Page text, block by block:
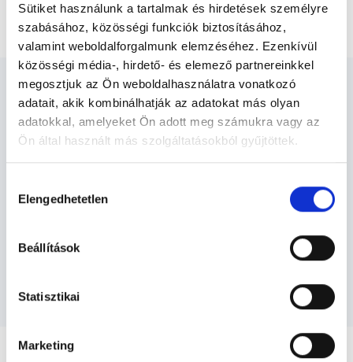
Sütiket használunk a tartalmak és hirdetések személyre
szabásához, közösségi funkciók biztosításához,
valamint weboldalforgalmunk elemzéséhez. Ezenkívül
közösségi média-, hirdető- és elemező partnereinkkel
megosztjuk az Ön weboldalhasználatra vonatkozó
adatait, akik kombinálhatják az adatokat más olyan
adatokkal, amelyeket Ön adott meg számukra vagy az
Ön által használt más szolgáltatásokból gyűjtöttek.
szabályzat:https://foglaljorvost.hu/info/foglaljorvost-
kiválasztása
Elengedhetetlen
Beállítások
Statisztikai
Marketing
Faggyúmirigy ciszta eltávolítása
Lézersebész - Lézersebészet
Szolgáltatások
Budapesti és vidéki Lézersebész orvosok